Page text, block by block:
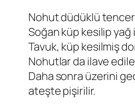
Nohut düdüklü
Soğan küp kesilip
Tavuk, küp kesilmiş
Nohutlar da ilave
Daha sonra üzerini
ateşte pişirilir.